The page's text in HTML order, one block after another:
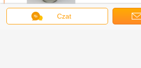
pielęgnacji skóry
Kontyntynuj
Czat